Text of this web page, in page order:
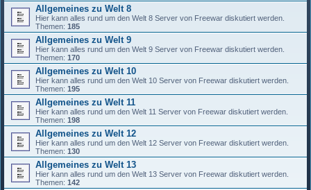
Allgemeines zu Welt 8
Hier kann alles rund um den Welt 8 Server von Freewar diskutiert werden.
Themen: 185
Allgemeines zu Welt 9
Hier kann alles rund um den Welt 9 Server von Freewar diskutiert werden.
Themen: 170
Allgemeines zu Welt 10
Hier kann alles rund um den Welt 10 Server von Freewar diskutiert werden.
Themen: 195
Allgemeines zu Welt 11
Hier kann alles rund um den Welt 11 Server von Freewar diskutiert werden.
Themen: 198
Allgemeines zu Welt 12
Hier kann alles rund um den Welt 12 Server von Freewar diskutiert werden.
Themen: 130
Allgemeines zu Welt 13
Hier kann alles rund um den Welt 13 Server von Freewar diskutiert werden.
Themen: 142